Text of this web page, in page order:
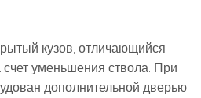
кузов, отличающийся
уменьшения ствола. При
дополнительной дверью.